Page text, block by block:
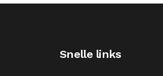
Snelle links